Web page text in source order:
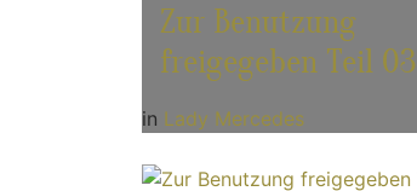
Zur Benutzung
freigegeben Teil 03
in Lady Mercedes